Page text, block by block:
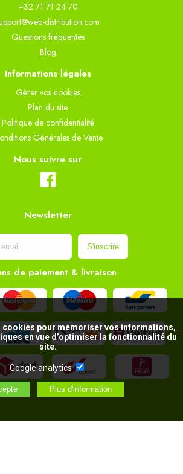
+32 71 71 24 70
distribution.com
Questions fréquentes
Blog
Informations légales
Gèrer vos cookies
Plan du site
Politique de confidentialité
Générales de Vente
Nous suivre sur
Newsletter
de paiement & livraison
cookies pour mémoriser vos informations,
en vue d’optimiser la fonctionnalité du
site.
Google analytics